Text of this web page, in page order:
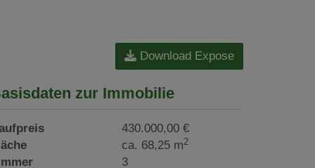
Download Expose
zur Immobilie
430.000,00 €
ca. 68,25 m2
3